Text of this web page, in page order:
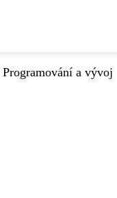
Programování a vývoj